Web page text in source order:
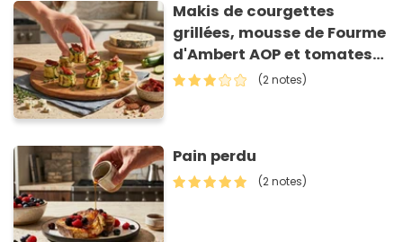
Makis de courgettes
grillées, mousse de Fourme
d'Ambert AOP et tomates
séchées
(2 notes)
Pain perdu
(2 notes)